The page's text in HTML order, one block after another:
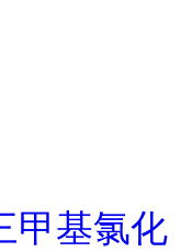
甲基氯化